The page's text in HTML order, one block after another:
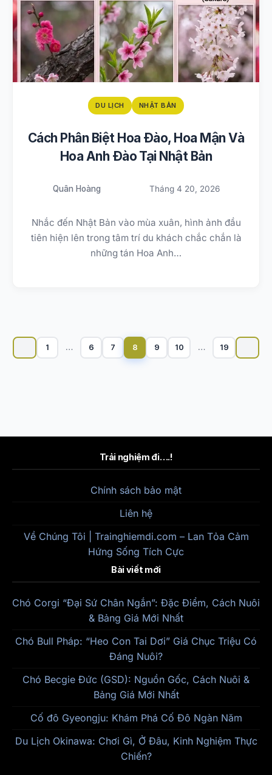
DU LỊCH NHẬT BẢN
Cách Phân Biệt Hoa Đào, Hoa Mận Và
Hoa Anh Đào Tại Nhật Bản
Quân Hoàng Tháng 4 20, 2026
Nhắc đến Nhật Bản vào mùa xuân, hình ảnh đầu
tiên hiện lên trong tâm trí du khách chắc chắn là
những tán Hoa Anh…
trang
bài
1 … 6 7 8 9 10 … 19
Trải nghiệm đi….!
Chính sách bảo mật
Liên hệ
Về Chúng Tôi | Trainghiemdi.com – Lan Tỏa Cảm
Hứng Sống Tích Cực
Bài viết mới
Chó Corgi “Đại Sứ Chân Ngắn”: Đặc Điểm, Cách Nuôi
& Bảng Giá Mới Nhất
Chó Bull Pháp: “Heo Con Tai Dơi” Giá Chục Triệu Có
Đáng Nuôi?
Chó Becgie Đức (GSD): Nguồn Gốc, Cách Nuôi &
Bảng Giá Mới Nhất
Cố đô Gyeongju: Khám Phá Cố Đô Ngàn Năm
Du Lịch Okinawa: Chơi Gì, Ở Đâu, Kinh Nghiệm Thực
Chiến?